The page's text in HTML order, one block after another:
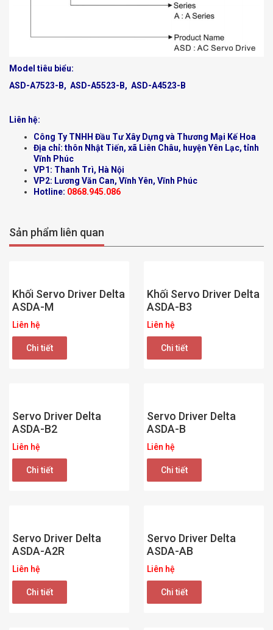
Model tiêu biểu:
ASD-A7523-B, ASD-A5523-B, ASD-A4523-B
Liên hệ:
Công Ty TNHH Đầu Tư Xây Dựng và Thương Mại Kế Hoa
Địa chỉ: thôn Nhật Tiến, xã Liên Châu, huyện Yên Lạc, tỉnh
Vĩnh Phúc
VP1: Thanh Trì, Hà Nội
VP2: Lương Văn Can, Vĩnh Yên, Vĩnh Phúc
Hotline: 0868.945.086
Sản phẩm liên quan
Khối Servo Driver Delta
ASDA-M
Liên hệ
Chi tiết
Khối Servo Driver Delta
ASDA-B3
Liên hệ
Chi tiết
Servo Driver Delta
ASDA-B2
Liên hệ
Chi tiết
Servo Driver Delta
ASDA-B
Liên hệ
Chi tiết
Servo Driver Delta
ASDA-A2R
Liên hệ
Chi tiết
Servo Driver Delta
ASDA-AB
Liên hệ
Chi tiết